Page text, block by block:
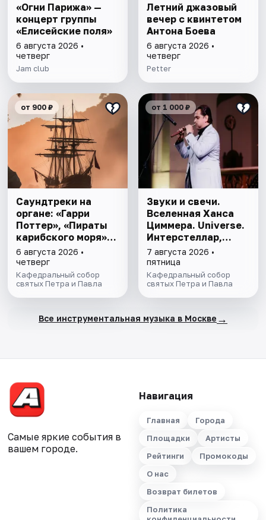
«Огни Парижа» —
концерт группы
«Елисейские поля»
6 августа 2026 •
четверг
Jam club
Летний джазовый
вечер с квинтетом
Антона Боева
6 августа 2026 •
четверг
Petter
от 900 ₽
Саундтреки на
органе: «Гарри
Поттер», «Пираты
карибского моря»,
«Интерстеллар»
6 августа 2026 •
четверг
Кафедральный собор
святых Петра и Павла
от 1 000 ₽
Звуки и свечи.
Вселенная Ханса
Циммера. Universe.
Интерстеллар,
Пираты Карибского
моря, Гладиатор,
Король лев
7 августа 2026 •
пятница
Кафедральный собор
святых Петра и Павла
Все инструментальная музыка в Москве →
Самые яркие события в
вашем городе.
Навигация
Главная
Города
Площадки
Артисты
Рейтинги
Промокоды
О нас
Возврат билетов
Политика